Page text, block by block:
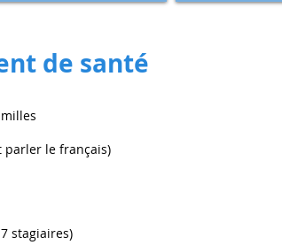
de santé
parler le français)
stagiaires)